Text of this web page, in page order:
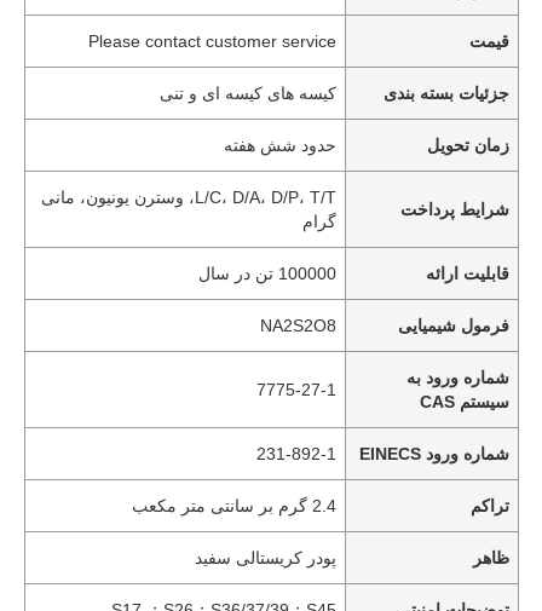
قیمت Please contact customer service
جزئیات بسته بندی کیسه های کیسه ای و تنی
زمان تحویل حدود شش هفته
شرایط پرداخت
L/C، D/A، D/P، T/T، وسترن یونیون، مانی
گرام
قابلیت ارائه 100000 تن در سال
فرمول شیمیایی NA2S2O8
شماره ورود به
سیستم CAS
7775-27-1
شماره ورود EINECS 231-892-1
تراکم 2.4 گرم بر سانتی متر مکعب
ظاهر پودر کریستالی سفید